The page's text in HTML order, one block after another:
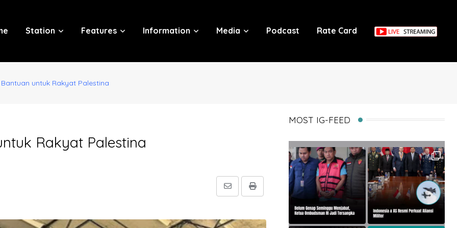
Station Features Information Media Podcast Rate Card
Bantuan untuk Rakyat Palestina
Rakyat Palestina
Print
Share
MOST IG-FEED